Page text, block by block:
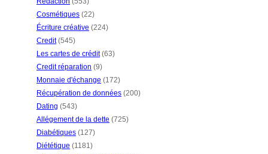
Cosmétiques (22)
Écriture créative (224)
Credit(545)
Les cartes de crédit(63)
Credit réparation (9)
Monnaie d'échange (172)
Récupération de données (200)
Dating (543)
Allégement de la dette (725)
Diabétiques (127)
Diététique (1181)